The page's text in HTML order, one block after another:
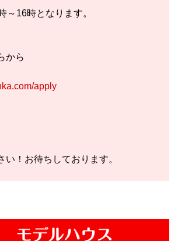
16時となります。
から
apply
い！お待ちしております。